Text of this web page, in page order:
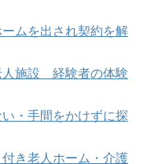
ムを出され契約を解
人施設 経験者の体験
・手間をかけずに探
き老人ホーム・介護